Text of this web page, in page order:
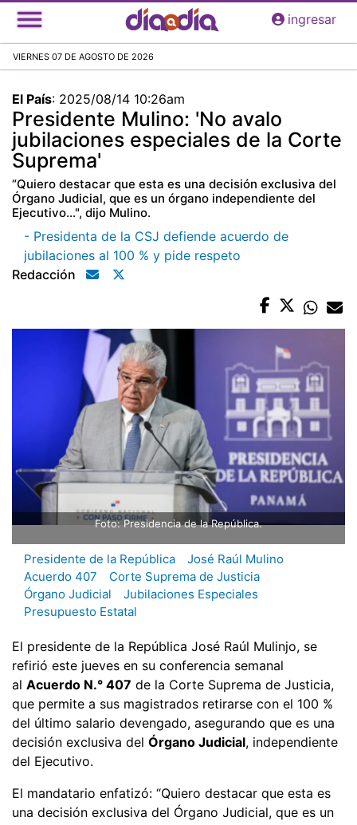
Pasar
al
principal
ingresar
VIERNES 07 DE AGOSTO DE 2026
El País: 2025/08/14 10:26am
Presidente Mulino: 'No avalo
jubilaciones especiales de la Corte
Suprema'
“Quiero destacar que esta es una decisión exclusiva del
Órgano Judicial, que es un órgano independiente del
Ejecutivo...", dijo Mulino.
- Presidenta de la CSJ defiende acuerdo de
jubilaciones al 100 % y pide respeto
Redacción
Foto: Presidencia de la República.
Presidente de la República
José Raúl Mulino
Acuerdo 407
Corte Suprema de Justicia
Órgano Judicial
Jubilaciones Especiales
Presupuesto Estatal
El presidente de la República José Raúl Mulinjo, se
refirió este jueves en su conferencia semanal
al Acuerdo N.° 407 de la Corte Suprema de Justicia,
que permite a sus magistrados retirarse con el 100 %
del último salario devengado, asegurando que es una
decisión exclusiva del Órgano Judicial, independiente
del Ejecutivo.
El mandatario enfatizó: “Quiero destacar que esta es
una decisión exclusiva del Órgano Judicial, que es un